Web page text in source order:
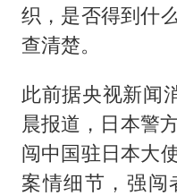
织，是否得到什
查清楚。
此前据央视新闻
晨报道，日本警
闯中国驻日本大
案情细节，强闯